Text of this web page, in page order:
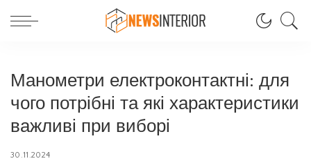
Манометри електроконтактні: для
чого потрібні та які характеристики
важливі при виборі
30.11.2024